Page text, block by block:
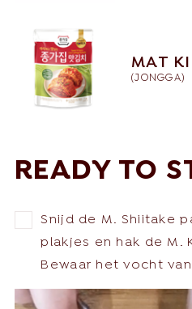
MAT
(JONGGA)
READY TO
Snijd de M. Shiitake
plakjes en hak de M.
Bewaar het vocht